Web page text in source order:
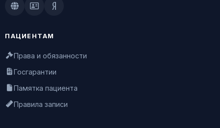
Doctu.ruПроДокторов
Яндекс.Здоровье
ПАЦИЕНТАМ
Права и обязанности
Госгарантии
Памятка пациента
Правила записи